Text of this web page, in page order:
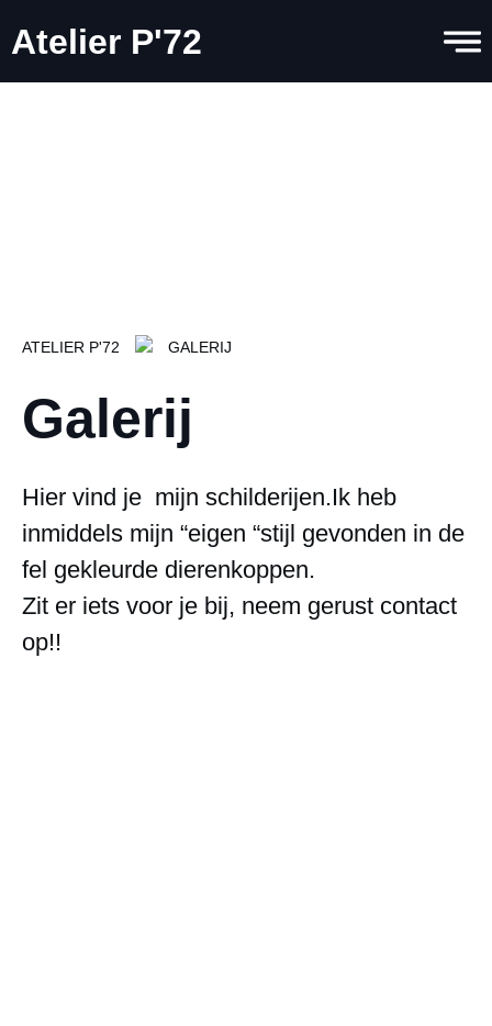
Atelier P'72
ATELIER P'72 GALERIJ
Galerij
Hier vind je mijn schilderijen.Ik heb
inmiddels mijn “eigen “stijl gevonden in de
fel gekleurde dierenkoppen.
Zit er iets voor je bij, neem gerust contact
op!!